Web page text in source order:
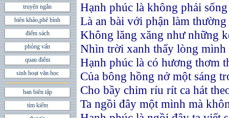
truyện ngắn
biên khảo,phê bình
điểm sách
phỏng vấn
quan điểm
sinh hoạt văn học
ban biên tập
tìm kiếm
Hạnh phúc là không phải
Là an bài với phận làm thường
Không lăng xăng như những
Nhìn trời xanh thấy lòng mình
Hạnh phúc là có hương thơm
Của bông hồng nở một sáng
Cho bầy chim ríu rít ca hát
Ta ngồi đây một mình mà